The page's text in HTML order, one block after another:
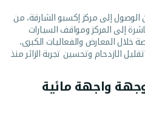
إلى مركز إكسبو الشارقة، من
إلى المركز ومواقف السيارات
خلال المعارض والفعاليات الكبرى،
الازدحام وتحسين تجربة الزائر منذ
وجهة واجهة مائية